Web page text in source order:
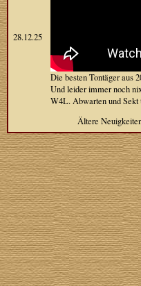
28.12.25
Die besten Tontäger aus
Und leider immer noch
W4L. Abwarten und Sekt
Ältere